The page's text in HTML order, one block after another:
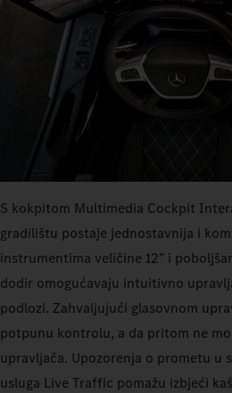
S kokpitom Multimedia Cockpit
gradilištu postaje jednostavnija i
instrumentima veličine 12" i
dodir omogućavaju intuitivno
podlozi. Zahvaljujući glasovnom
potpunu kontrolu, a da pritom ne
upravljača. Upozorenja o prometu u
usluga Live Traffic pomažu izbjeći